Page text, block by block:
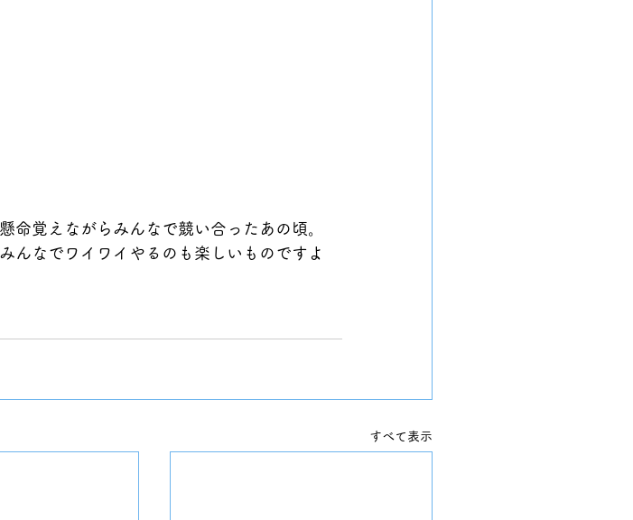
命覚えながらみんなで競い合ったあの頃。
んなでワイワイやるのも楽しいものですよ
すべて表示